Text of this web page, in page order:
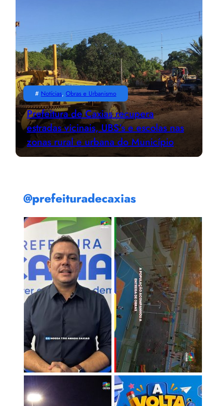
# Notícias, Obras e Urbanismo
Prefeitura de Caxias recupera
estradas vicinais, UBS’s e escolas nas
zonas rural e urbana do Município
@prefeituradecaxias